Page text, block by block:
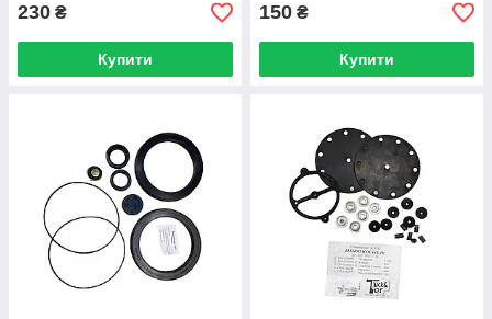
230 ₴
Купити
150 ₴
Купити